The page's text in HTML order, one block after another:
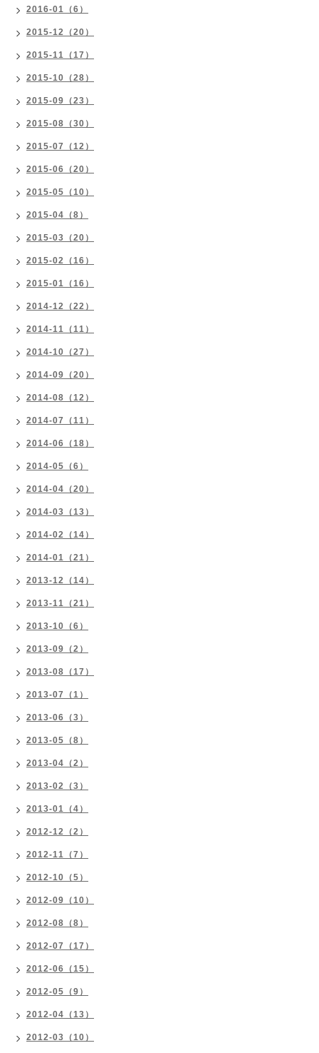
2016-01（6）
2015-12（20）
2015-11（17）
2015-10（28）
2015-09（23）
2015-08（30）
2015-07（12）
2015-06（20）
2015-05（10）
2015-04（8）
2015-03（20）
2015-02（16）
2015-01（16）
2014-12（22）
2014-11（11）
2014-10（27）
2014-09（20）
2014-08（12）
2014-07（11）
2014-06（18）
2014-05（6）
2014-04（20）
2014-03（13）
2014-02（14）
2014-01（21）
2013-12（14）
2013-11（21）
2013-10（6）
2013-09（2）
2013-08（17）
2013-07（1）
2013-06（3）
2013-05（8）
2013-04（2）
2013-02（3）
2013-01（4）
2012-12（2）
2012-11（7）
2012-10（5）
2012-09（10）
2012-08（8）
2012-07（17）
2012-06（15）
2012-05（9）
2012-04（13）
2012-03（10）